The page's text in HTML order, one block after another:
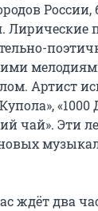
Лирические
Артист
«1000
чай». Эти
ждёт два